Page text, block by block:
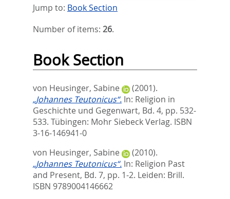
Jump to: Book Section
Number of items: 26.
Book Section
von Heusinger, Sabine
(2001).
„Johannes Teutonicus“. In: Religion in
Geschichte und Gegenwart, Bd. 4, pp. 532-
533. Tübingen: Mohr Siebeck Verlag. ISBN
3-16-146941-0
von Heusinger, Sabine
(2010).
„Johannes Teutonicus“. In: Religion Past
and Present, Bd. 7, pp. 1-2. Leiden: Brill.
ISBN 9789004146662